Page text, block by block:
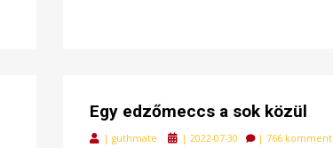
Egy edzőmeccs a sok közül
| guthmate
Posted
| 2022-07-30 | 766 komment